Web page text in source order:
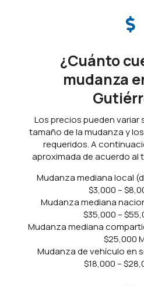

¿Cuánto
mudanza
Los precios pueden variar
tamaño de la mudanza y
requeridos. A
aproximada de acuerdo al
Mudanza mediana local
$3,000 –
Mudanza mediana
$35,000 –
Mudanza mediana
$25,000
Mudanza de vehículo en
$18,000 –